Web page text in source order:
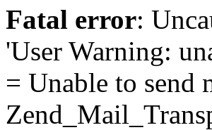
Fatal error:
'User Warning:
= Unable to send